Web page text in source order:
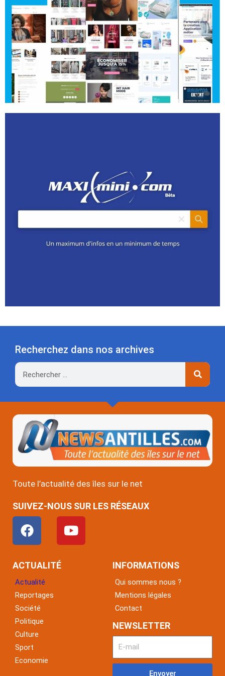
Recherchez dans nos archives
Rechercher
Toute l’actualité des îles sur le net
SUIVEZ-NOUS SUR LES RÉSEAUX
F
a
c
e
o
o
k
Y
o
u
ACTUALITÉ
Actualité
Reportages
Société
Politique
Culture
Sport
Economie
INFORMATIONS
Qui sommes nous ?
Mentions légales
Contact
NEWSLETTER
Envoyer